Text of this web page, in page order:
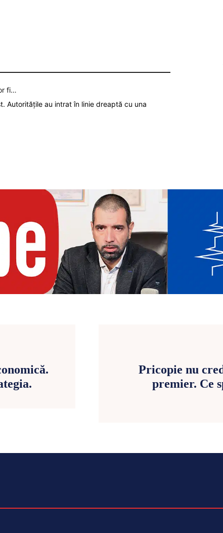
fi…
Autoritățile au intrat în linie dreaptă cu una
Pricopie nu
premier. Ce